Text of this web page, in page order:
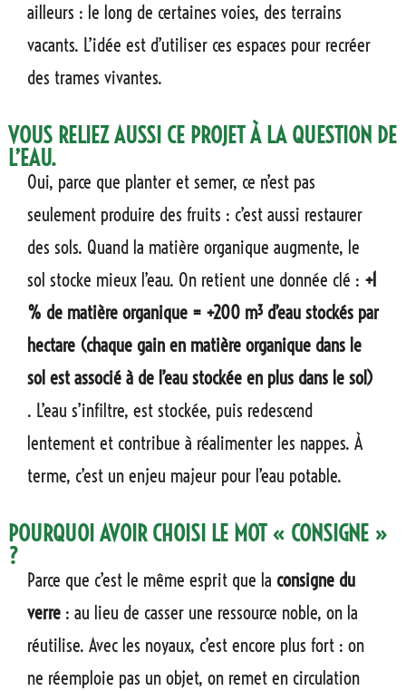
ailleurs : le long de certaines voies, des terrains
vacants. L’idée est d’utiliser ces espaces pour recréer
des trames vivantes.
VOUS RELIEZ AUSSI CE PROJET À LA QUESTION DE
L’EAU.
Oui, parce que planter et semer, ce n’est pas
seulement produire des fruits : c’est aussi restaurer
des sols. Quand la matière organique augmente, le
sol stocke mieux l’eau. On retient une donnée clé : +1
% de matière organique = +200 m³ d’eau stockés par
hectare (chaque gain en matière organique dans le
sol est associé à de l’eau stockée en plus dans le sol)
. L’eau s’infiltre, est stockée, puis redescend
lentement et contribue à réalimenter les nappes. À
terme, c’est un enjeu majeur pour l’eau potable.
POURQUOI AVOIR CHOISI LE MOT « CONSIGNE »
?
Parce que c’est le même esprit que la consigne du
verre : au lieu de casser une ressource noble, on la
réutilise. Avec les noyaux, c’est encore plus fort : on
ne réemploie pas un objet, on remet en circulation